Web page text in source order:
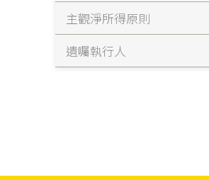
主觀淨所得原則
遺囑執行人